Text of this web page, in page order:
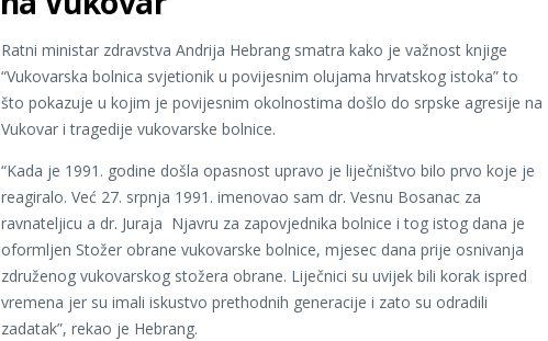
Ratni ministar zdravstva Andrija Hebrang smatra kako je važnost knjige
“Vukovarska bolnica svjetionik u povijesnim olujama hrvatskog istoka” to
što pokazuje u kojim je povijesnim okolnostima došlo do srpske agresije na
Vukovar i tragedije vukovarske bolnice.
“Kada je 1991. godine došla opasnost upravo je liječništvo bilo prvo koje je
reagiralo. Već 27. srpnja 1991. imenovao sam dr. Vesnu Bosanac za
ravnateljicu a dr. Juraja Njavru za zapovjednika bolnice i tog istog dana je
oformljen Stožer obrane vukovarske bolnice, mjesec dana prije osnivanja
združenog vukovarskog stožera obrane. Liječnici su uvijek bili korak ispred
vremena jer su imali iskustvo prethodnih generacije i zato su odradili
zadatak”, rekao je Hebrang.